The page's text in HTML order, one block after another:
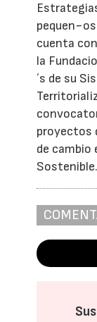
cuenta
la
´s de su
proyectos
de cambio
Sostenible.